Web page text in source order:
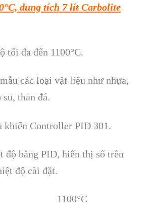
dung tích 7 lít Carbolite
tối đa đến 1100°C.
các loại vật liệu như nhựa,
su, than đá.
khiển Controller PID 301.
độ bằng PID, hiển thị số trên
độ cài đặt.
1100°C